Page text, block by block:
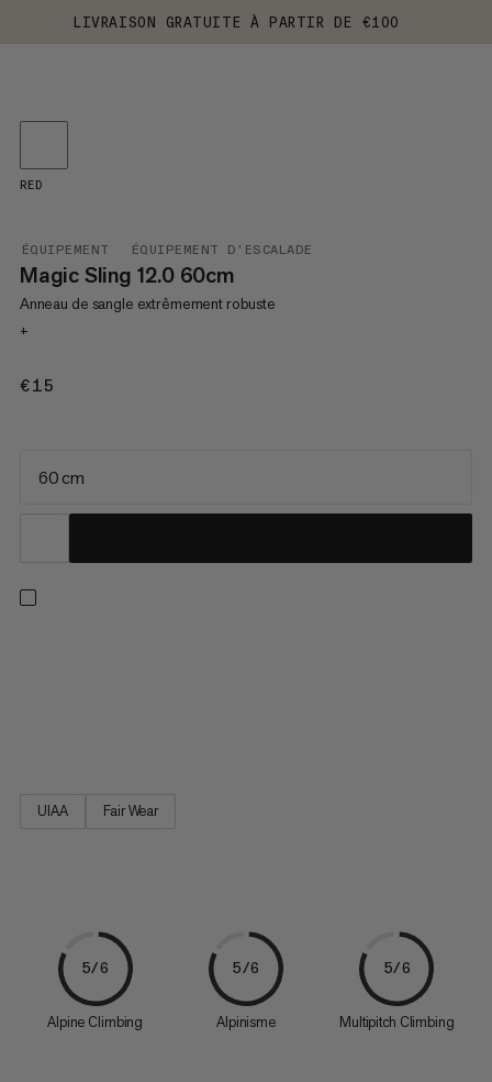
LIVRAISON GRATUITE À PARTIR DE €100
ÉQUIPEMENT ÉQUIPEMENT D'ESCALADE
Magic Sling 12.0 60cm
Anneau de sangle extrêmement robuste
+
€15
RED
60 cm
UIAA Fair Wear
5/6
Alpine Climbing
5/6
Alpinisme
5/6
Multipitch Climbing